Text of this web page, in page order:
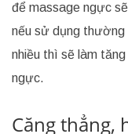
để massage ngực
nếu sử dụng
nhiều thì sẽ làm
ngực.
Căng thẳng,